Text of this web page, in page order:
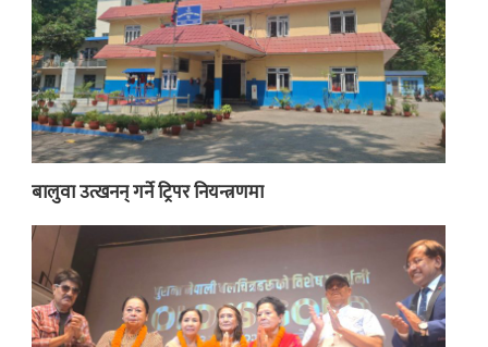
बालुवा उत्खनन् गर्ने ट्रिपर नियन्त्रणमा